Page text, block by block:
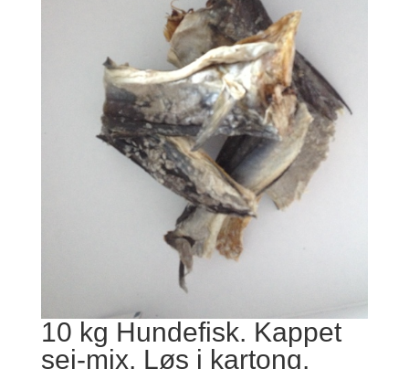
10 kg Hundefisk. Kappet
sei-mix. Løs i kartong.